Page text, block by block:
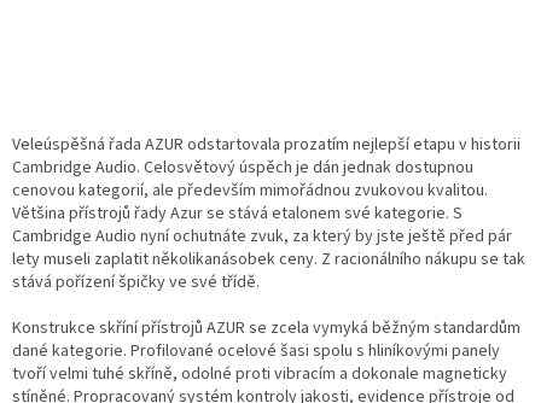
Veleúspěšná řada AZUR odstartovala prozatím nejlepší etapu v historii
Cambridge Audio. Celosvětový úspěch je dán jednak dostupnou
cenovou kategorií, ale především mimořádnou zvukovou kvalitou.
Většina přístrojů řady Azur se stává etalonem své kategorie. S
Cambridge Audio nyní ochutnáte zvuk, za který by jste ještě před pár
lety museli zaplatit několikanásobek ceny. Z racionálního nákupu se tak
stává pořízení špičky ve své třídě.
Konstrukce skříní přístrojů AZUR se zcela vymyká běžným standardům
dané kategorie. Profilované ocelové šasi spolu s hliníkovými panely
tvoří velmi tuhé skříně, odolné proti vibracím a dokonale magneticky
stíněné. Propracovaný systém kontroly jakosti, evidence přístroje od